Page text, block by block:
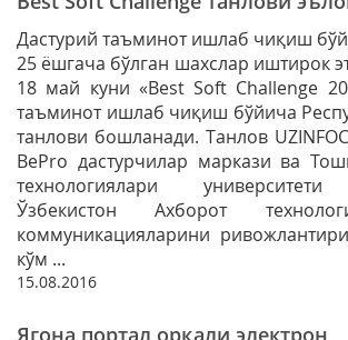
Дастурий таъминот ишлаб чиқиш
25 ёшгача бўлган шахслар иштирок
18 май куни «Best Soft Challenge
таъминот ишлаб чиқиш бўйича
танлови бошланади. Танлов
ВеРrо дастурчилар маркази ва
технологиялари
Ўзбекистон Ахборот
коммуникацияларини
кўм ...
15.08.2016
Ягона портал орқали электрон